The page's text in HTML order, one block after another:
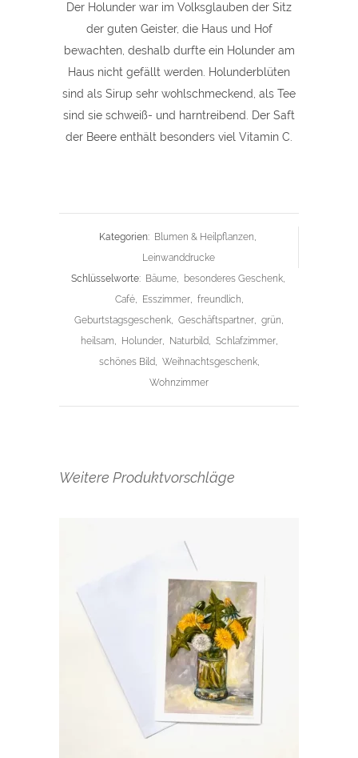
Der Holunder war im Volksglauben der Sitz
der guten Geister, die Haus und Hof
bewachten, deshalb durfte ein Holunder am
Haus nicht gefällt werden. Holunderblüten
sind als Sirup sehr wohlschmeckend, als Tee
sind sie schweiß- und harntreibend. Der Saft
der Beere enthält besonders viel Vitamin C.
Kategorien: Blumen & Heilpflanzen,
Leinwanddrucke
Schlüsselworte: Bäume, besonderes Geschenk,
Café, Esszimmer, freundlich,
Geburtstagsgeschenk, Geschäftspartner, grün,
heilsam, Holunder, Naturbild, Schlafzimmer,
schönes Bild, Weihnachtsgeschenk,
Wohnzimmer
Weitere Produktvorschläge